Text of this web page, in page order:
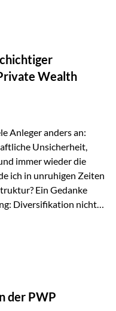
ein außergewöhnlich
über alle
sich ebenfalls ein
Wealth
Anleger anders an:
Unsicherheit,
immer wieder die
ich in unruhigen Zeiten
Ein Gedanke
Diversifikation nicht
Rechtsraum
der EU, ohne
und Finanzplatz.
3-Zellenschutz an –…
der PWP